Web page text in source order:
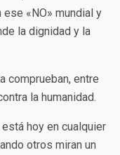
«NO» mundial y
la dignidad y la
comprueban, entre
la humanidad.
hoy en cualquier
otros miran un